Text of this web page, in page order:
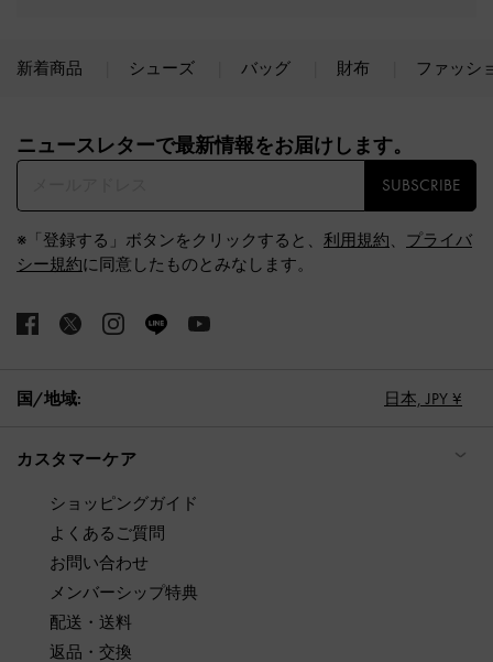
新着商品 シューズ バッグ 財布 ファッシ
ニュースレターで最新情報をお届けします。​
SUBSCRIBE
※「登録する」ボタンをクリックすると、 利用規約、 プライバ
シー規約に同意したものとみなします。
国/地域: 日本, JPY ¥
カスタマーケア
ショッピングガイド
よくあるご質問
お問い合わせ
メンバーシップ特典
配送・送料
返品・交換